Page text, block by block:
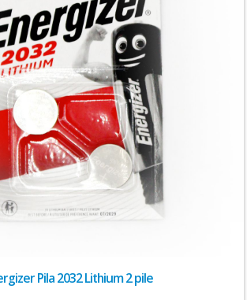
Pila 2032 Lithium 2 pile